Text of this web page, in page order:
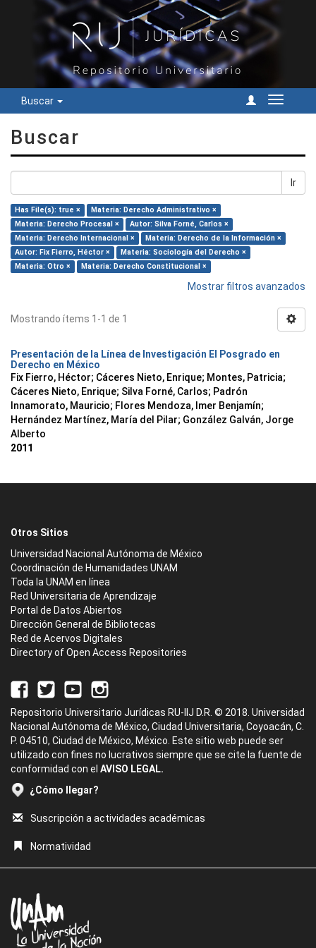
Buscar
Cambiar
Buscar
Ir
Has File(s): true ×
Materia: Derecho Administrativo ×
Materia: Derecho Procesal ×
Autor: Silva Forné, Carlos ×
Materia: Derecho Internacional ×
Materia: Derecho de la Información ×
Autor: Fix Fierro, Héctor ×
Materia: Sociología del Derecho ×
Materia: Otro ×
Materia: Derecho Constitucional ×
Mostrar filtros avanzados
Mostrando ítems 1-1 de 1
Presentación de la Línea de Investigación El Posgrado en
Derecho en México
Fix Fierro, Héctor; Cáceres Nieto, Enrique; Montes, Patricia;
Cáceres Nieto, Enrique; Silva Forné, Carlos; Padrón
Innamorato, Mauricio; Flores Mendoza, Imer Benjamín;
Hernández Martínez, María del Pilar; González Galván, Jorge
Alberto
2011
Otros Sitios
Universidad Nacional Autónoma de México
Coordinación de Humanidades UNAM
Toda la UNAM en línea
Red Universitaria de Aprendizaje
Portal de Datos Abiertos
Dirección General de Bibliotecas
Red de Acervos Digitales
Directory of Open Access Repositories
Repositorio Universitario Jurídicas RU-IIJ D.R. © 2018. Universidad
Nacional Autónoma de México, Ciudad Universitaria, Coyoacán, C.
P. 04510, Ciudad de México, México. Este sitio web puede ser
utilizado con fines no lucrativos siempre que se cite la fuente de
conformidad con el AVISO LEGAL.
¿Cómo llegar?
Suscripción a actividades académicas
Normatividad